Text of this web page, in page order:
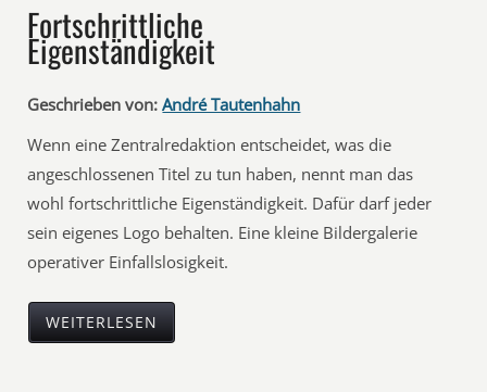
Fortschrittliche
Eigenständigkeit
Geschrieben von: André Tautenhahn
Wenn eine Zentralredaktion entscheidet, was die
angeschlossenen Titel zu tun haben, nennt man das
wohl fortschrittliche Eigenständigkeit. Dafür darf jeder
sein eigenes Logo behalten. Eine kleine Bildergalerie
operativer Einfallslosigkeit.
WEITERLESEN